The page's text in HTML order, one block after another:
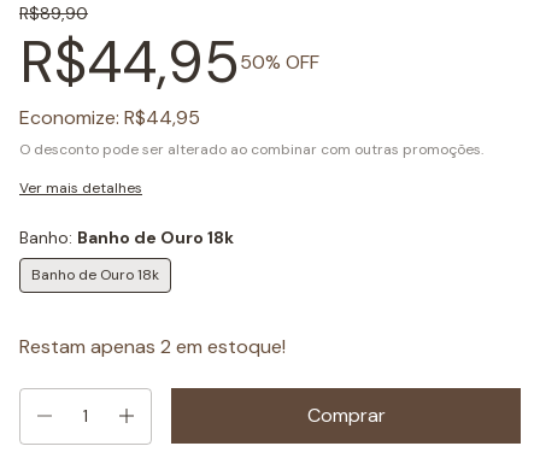
R$89,90
R$44,9550% OFF
Economize: R$44,95
O desconto pode ser alterado ao combinar com outras promoções.
Ver mais detalhes
Banho: Banho de Ouro 18k
Banho de Ouro 18k
Restam apenas 2 em estoque!